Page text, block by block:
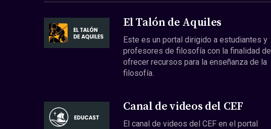
El Talón de Aquiles
Este es un portal dirigido a estudiantes y
profesores de filosofía con la finalidad de
ofrecer recursos para la enseñanza de la
filosofía.
Canal de videos del CEF
El canal de videos del CEF en el portal